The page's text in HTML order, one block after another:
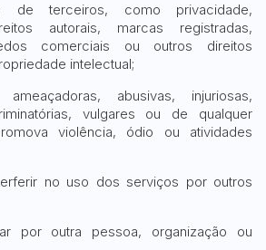
de terceiros, como privacidade,
autorais, marcas registradas,
comerciais ou outros direitos
intelectual;
abusivas, injuriosas,
vulgares ou de qualquer
violência, ódio ou atividades
no uso dos serviços por outros
por outra pessoa, organização ou